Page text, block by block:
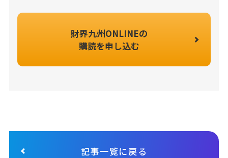
財界九州ONLINEの
購読を申し込む
記事一覧に戻る